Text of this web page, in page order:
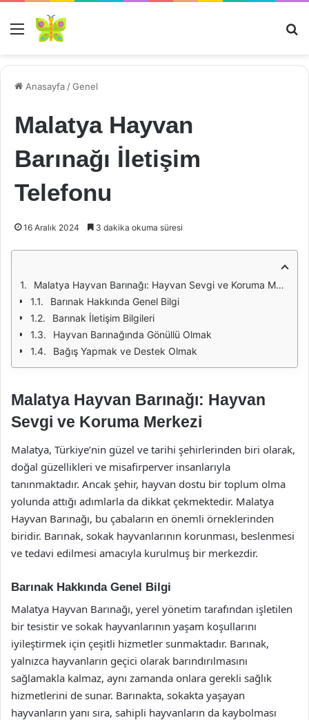
Menü
Anasayfa /Genel
Malatya Hayvan
Barınağı İletişim
Telefonu
16 Aralık 2024 3 dakika okuma süresi
Malatya Hayvan Barınağı: Hayvan Sevgi ve Koruma Merkezi
Barınak Hakkında Genel Bilgi
Barınak İletişim Bilgileri
Hayvan Barınağında Gönüllü Olmak
Bağış Yapmak ve Destek Olmak
Malatya Hayvan Barınağı: Hayvan
Sevgi ve Koruma Merkezi
Malatya, Türkiye’nin güzel ve tarihi şehirlerinden biri olarak,
doğal güzellikleri ve misafirperver insanlarıyla
tanınmaktadır. Ancak şehir, hayvan dostu bir toplum olma
yolunda attığı adımlarla da dikkat çekmektedir. Malatya
Hayvan Barınağı, bu çabaların en önemli örneklerinden
biridir. Barınak, sokak hayvanlarının korunması, beslenmesi
ve tedavi edilmesi amacıyla kurulmuş bir merkezdir.
Barınak Hakkında Genel Bilgi
Malatya Hayvan Barınağı, yerel yönetim tarafından işletilen
bir tesistir ve sokak hayvanlarının yaşam koşullarını
iyileştirmek için çeşitli hizmetler sunmaktadır. Barınak,
yalnızca hayvanların geçici olarak barındırılmasını
sağlamakla kalmaz, aynı zamanda onlara gerekli sağlık
hizmetlerini de sunar. Barınakta, sokakta yaşayan
hayvanların yanı sıra, sahipli hayvanların da kaybolması